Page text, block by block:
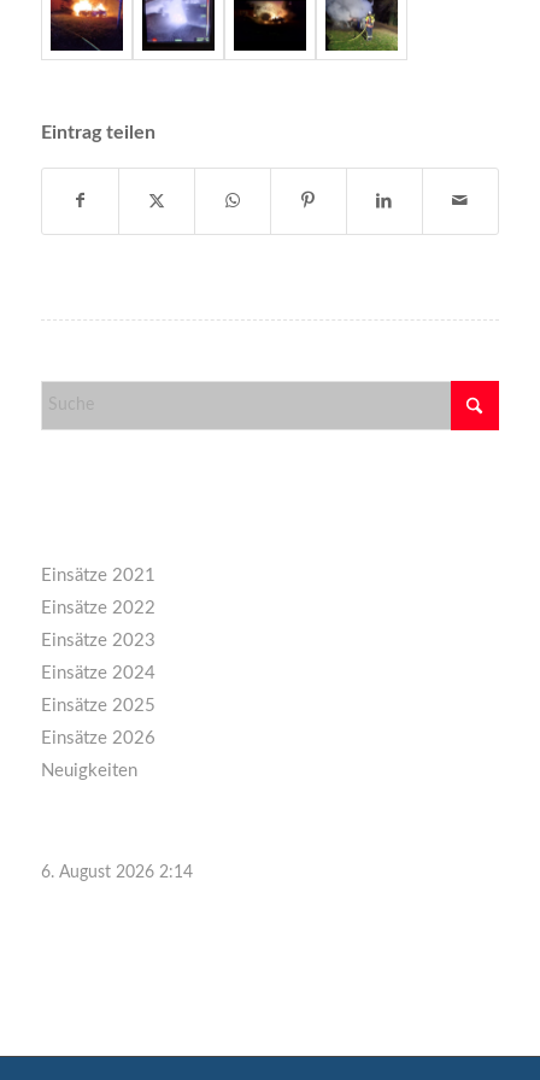
Eintrag teilen
Einsätze 2021
Einsätze 2022
Einsätze 2023
Einsätze 2024
Einsätze 2025
Einsätze 2026
Neuigkeiten
6. August 2026 2:14